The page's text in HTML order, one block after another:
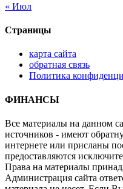
« Июл
Страницы
карта сайта
обратная связь
Политика
ФИНАНСЫ
Все материалы на данном
источников - имеют
интернете или присланы
предоставляются
Права на материалы
Администрация сайта